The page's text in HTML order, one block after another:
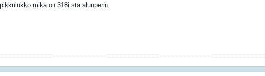
mikä on 318i:stä alunperin.